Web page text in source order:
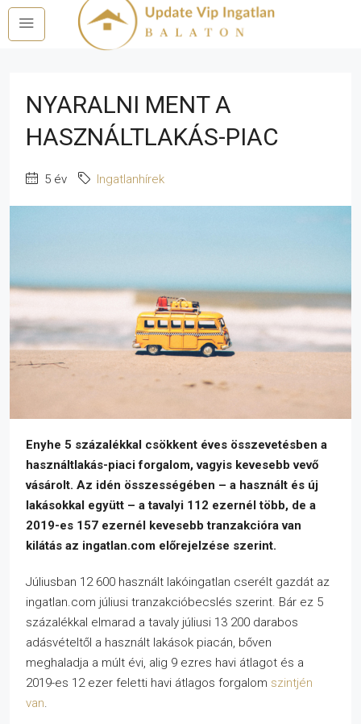
NYARALNI MENT A
HASZNÁLTLAKÁS-PIAC
5 év Ingatlanhírek
Enyhe 5 százalékkal csökkent éves összevetésben a
használtlakás-piaci forgalom, vagyis kevesebb vevő
vásárolt. Az idén összességében – a használt és új
lakásokkal együtt – a tavalyi 112 ezernél több, de a
2019-es 157 ezernél kevesebb tranzakcióra van
kilátás az ingatlan.com előrejelzése szerint.
Júliusban 12 600 használt lakóingatlan cserélt gazdát az
ingatlan.com júliusi tranzakcióbecslés szerint. Bár ez 5
százalékkal elmarad a tavaly júliusi 13 200 darabos
adásvételtől a használt lakások piacán, bőven
meghaladja a múlt évi, alig 9 ezres havi átlagot és a
2019-es 12 ezer feletti havi átlagos forgalom szintjén
van.